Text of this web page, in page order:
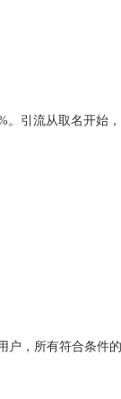
。引流从取名开始，
户，所有符合条件的